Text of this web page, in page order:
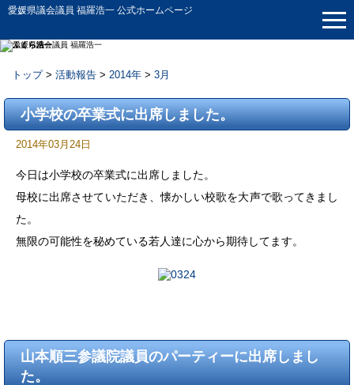
愛媛県議会議員 福羅浩一 公式ホームページ
トップ> 活動報告 > 2014年 > 3月
小学校の卒業式に出席しました。
2014年03月24日
今日は小学校の卒業式に出席しました。
母校に出席させていただき、懐かしい校歌を大声で歌ってきまし
た。
無限の可能性を秘めている若人達に心から期待してます。
山本順三参議院議員のパーティーに出席しまし
た。